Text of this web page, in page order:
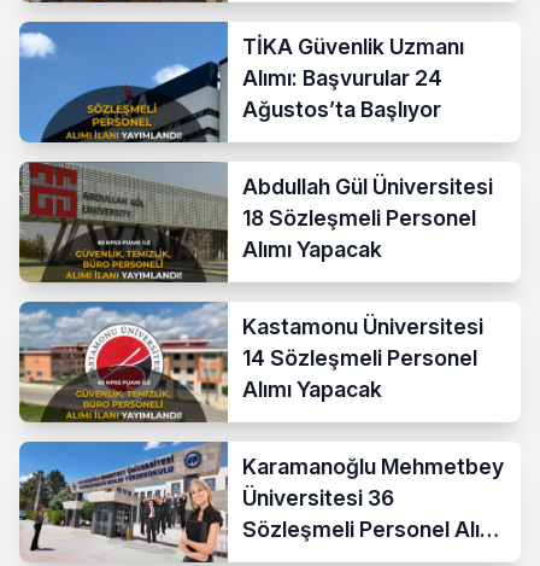
TİKA Güvenlik Uzmanı
Alımı: Başvurular 24
Ağustos’ta Başlıyor
Abdullah Gül Üniversitesi
18 Sözleşmeli Personel
Alımı Yapacak
Kastamonu Üniversitesi
14 Sözleşmeli Personel
Alımı Yapacak
Karamanoğlu Mehmetbey
Üniversitesi 36
Sözleşmeli Personel Alımı
Yapacak